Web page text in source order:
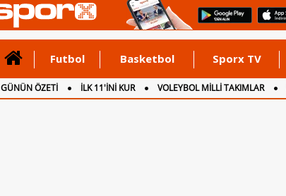
Futbol Basketbol Sporx TV
GÜNÜN ÖZETİ İLK 11'İNİ KUR VOLEYBOL MİLLİ TAKIMLAR
CANLI ANLATIM
İNGİLTERE